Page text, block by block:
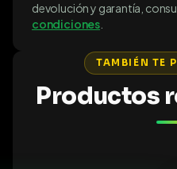
devolución y garantía,
condiciones
TAMBIÉN TE
Productos